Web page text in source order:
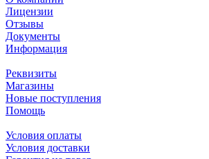
Лицензии
Отзывы
Документы
Информация
Реквизиты
Магазины
Новые поступления
Помощь
Условия оплаты
Условия доставки